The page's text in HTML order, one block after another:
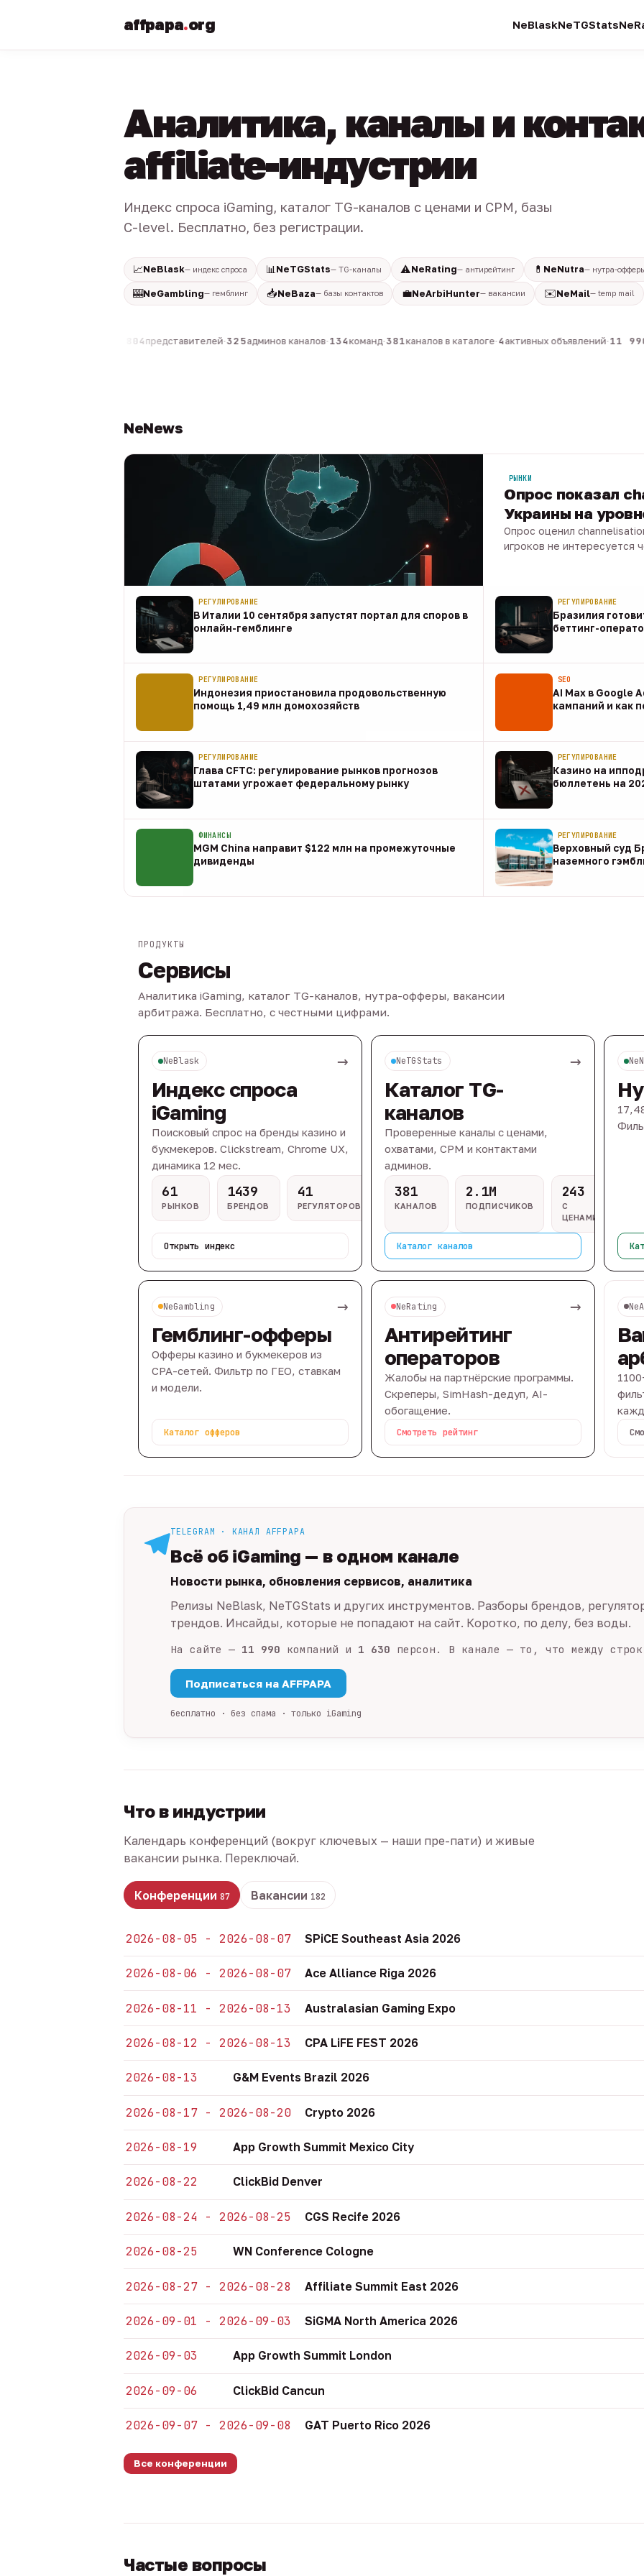
affpapa.org NeBlaskNeTGStats
Аналитика, каналы и
affiliate-индустрии
Индекс спроса iGaming, каталог TG-каналов с ценами и CPM, базы
C-level. Бесплатно, без регистрации.
📈NeBlask— индекс спроса 📊 NeTGStats— TG-каналы ⚠️NeRating— антирейтинг 💊 NeNutra— нутра-
🎰NeGambling— гемблинг 📥NeBaza— базы контактов 💼NeArbiHunter— вакансии ✉️NeMail— temp mail
804представителей·325админов каналов·134команд·381каналов в каталоге·4активных объявлений·11 990
NeNews
РЫНКИ
Опрос показал
Украины на
Опрос оценил
игроков не интересуется
РЕГУЛИРОВАНИЕ
В Италии 10 сентября запустят портал для споров в
онлайн-гемблинге
РЕГУЛИРОВАНИЕ
Бразилия
беттинг-
07 авг
РЕГУЛИРОВАНИЕ
Индонезия приостановила продовольственную
помощь 1,49 млн домохозяйств
SEO
AI Max в Google
кампаний и как
07 авг
РЕГУЛИРОВАНИЕ
Глава CFTC: регулирование рынков прогнозов
штатами угрожает федеральному рынку
РЕГУЛИРОВАНИЕ
Казино на
бюллетень на
07 авг
ФИНАНСЫ
MGM China направит $122 млн на промежуточные
дивиденды
РЕГУЛИРОВАНИЕ
Верховный суд
наземного
07 авг
ПРОДУКТЫ
Сервисы
Аналитика iGaming, каталог TG-каналов, нутра-офферы, вакансии
арбитража. Бесплатно, с честными цифрами.
NeBlask →
Индекс спроса
iGaming
Поисковый спрос на бренды казино и
букмекеров. Clickstream, Chrome UX,
динамика 12 мес.
61
РЫНКОВ
1439
БРЕНДОВ
41
РЕГУЛЯТОРОВ
Открыть индекс
NeTGStats →
Каталог TG-
каналов
Проверенные каналы с ценами,
охватами, CPM и контактами
админов.
381
КАНАЛОВ
2.1M
ПОДПИСЧИКОВ
243
С
ЦЕНАМИ
Каталог каналов
NeGambling →
Гемблинг-офферы
Офферы казино и букмекеров из
CPA-сетей. Фильтр по ГЕО, ставкам
и модели.
Каталог офферов
NeRating →
Антирейтинг
операторов
Жалобы на партнёрские программы.
Скреперы, SimHash-дедуп, AI-
обогащение.
Смотреть рейтинг
TELEGRAM · КАНАЛ AFFPAPA
Всё об iGaming — в одном канале
Новости рынка, обновления сервисов, аналитика
Релизы NeBlask, NeTGStats и других инструментов. Разборы брендов,
трендов. Инсайды, которые не попадают на сайт. Коротко, по делу, без воды.
На сайте — 11 990 компаний и 1 630 персон. В канале — то, что между
Подписаться на AFFPAPA
бесплатно · без спама · только iGaming
Что в индустрии
Календарь конференций (вокруг ключевых — наши пре-пати) и живые
вакансии рынка. Переключай.
Конференции 87 Вакансии 182
2026-08-05 - 2026-08-07 SPiCE Southeast Asia 2026
2026-08-06 - 2026-08-07 Ace Alliance Riga 2026
2026-08-11 - 2026-08-13 Australasian Gaming Expo
2026-08-12 - 2026-08-13 CPA LiFE FEST 2026
2026-08-13 G&M Events Brazil 2026
2026-08-17 - 2026-08-20 Crypto 2026
2026-08-19 App Growth Summit Mexico City
2026-08-22 ClickBid Denver
2026-08-24 - 2026-08-25 CGS Recife 2026
2026-08-25 WN Conference Cologne
2026-08-27 - 2026-08-28 Affiliate Summit East 2026
2026-09-01 - 2026-09-03 SiGMA North America 2026
2026-09-03 App Growth Summit London
2026-09-06 ClickBid Cancun
2026-09-07 - 2026-09-08 GAT Puerto Rico 2026
Все конференции
Частые вопросы